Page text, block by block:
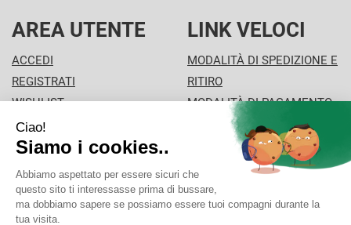
AREA UTENTE
ACCEDI
REGISTRATI
WISHLIST
ISCRIZIONE ALLA
NEWSLETTER
LINK VELOCI
MODALITÀ DI SPEDIZIONE E
RITIRO
MODALITÀ DI PAGAMENTO
INFORMATIVA PRIVACY
CONDIZIONI DI VENDITA
FARMA.CO.M.SPA- Via Braille 3 20900 Monza (MB)